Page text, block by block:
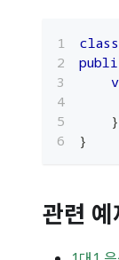
class
}
}
관련